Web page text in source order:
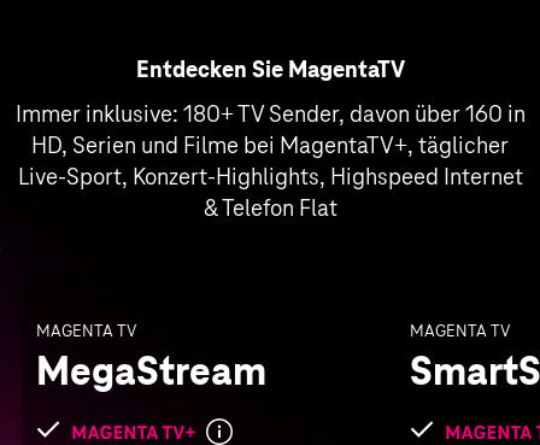
Entdecken Sie MagentaTV
Immer inklusive: 180+ TV Sender, davon über 160 in
HD, Serien und Filme bei MagentaTV+, täglicher
Live-Sport, Konzert-Highlights, Highspeed Internet
& Telefon Flat
MAGENTA TV
MegaStream
Folgende
MAGENTA TV
Folgende